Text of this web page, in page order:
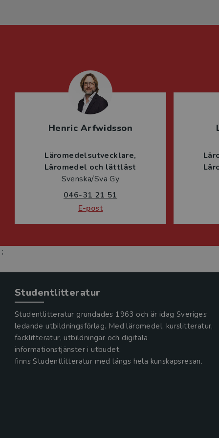
Henric Arfwidsson
Läromedelsutvecklare
Läromedel och lättläst
Svenska/Sva Gy
046-31 21 51
E-post
;
Studentlitteratur
Studentlitteratur grundades 1963 och är idag Sveriges
ledande utbildningsförlag. Med läromedel, kurslitteratur,
facklitteratur, utbildningar och digitala
informationstjänster i utbudet,
finns Studentlitteratur med längs hela kunskapsresan.